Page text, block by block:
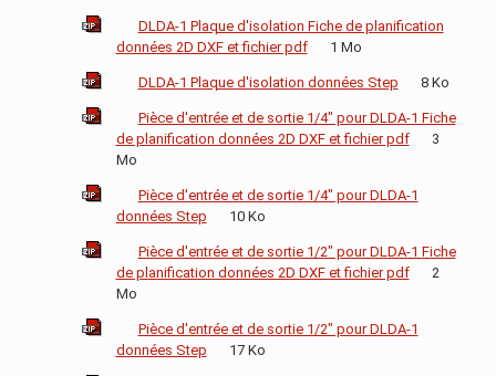
DLDA-1 Plaque d'isolation Fiche de planification
données 2D DXF et fichier pdf
1 Mo
DLDA-1 Plaque d'isolation données Step 8 Ko
Pièce d'entrée et de sortie 1/4" pour DLDA-1 Fiche
de planification données 2D DXF et fichier pdf
3
Mo
Pièce d'entrée et de sortie 1/4" pour DLDA-1
données Step
10 Ko
Pièce d'entrée et de sortie 1/2" pour DLDA-1 Fiche
de planification données 2D DXF et fichier pdf
2
Mo
Pièce d'entrée et de sortie 1/2" pour DLDA-1
données Step
17 Ko